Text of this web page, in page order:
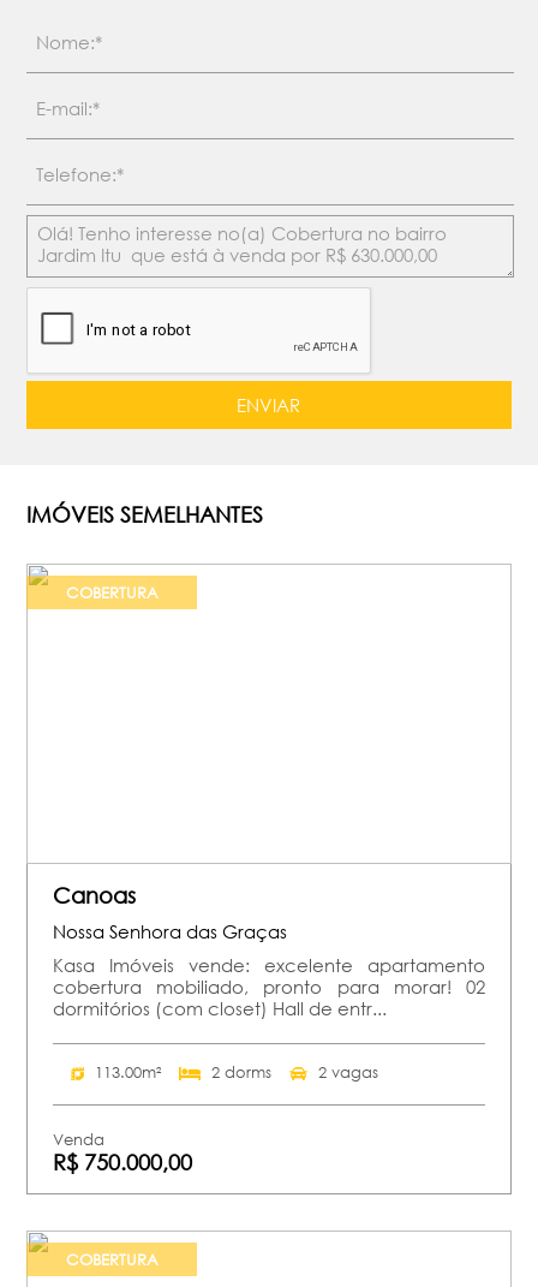
IMÓVEIS SEMELHANTES
COBERTURA
Canoas
Nossa Senhora das Graças
Kasa Imóveis vende: excelente apartamento
cobertura mobiliado, pronto para morar! 02
dormitórios (com closet) Hall de entr...
113.00m² 2 dorms 2 vagas
Venda
R$ 750.000,00
COBERTURA